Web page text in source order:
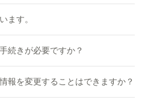
ます。
続きが必要ですか？
報を変更することはできますか？